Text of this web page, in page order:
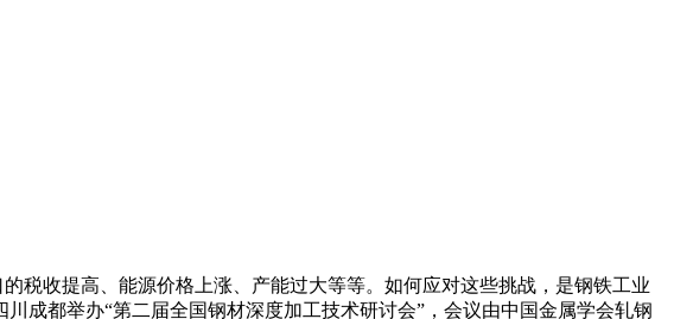
税收提高、能源价格上涨、产能过大等等。如何应对这些挑战，是钢铁工业
成都举办“第二届全国钢材深度加工技术研讨会”，会议由中国金属学会轧钢